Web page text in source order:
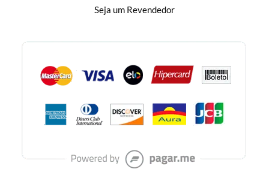
Seja um Revendedor